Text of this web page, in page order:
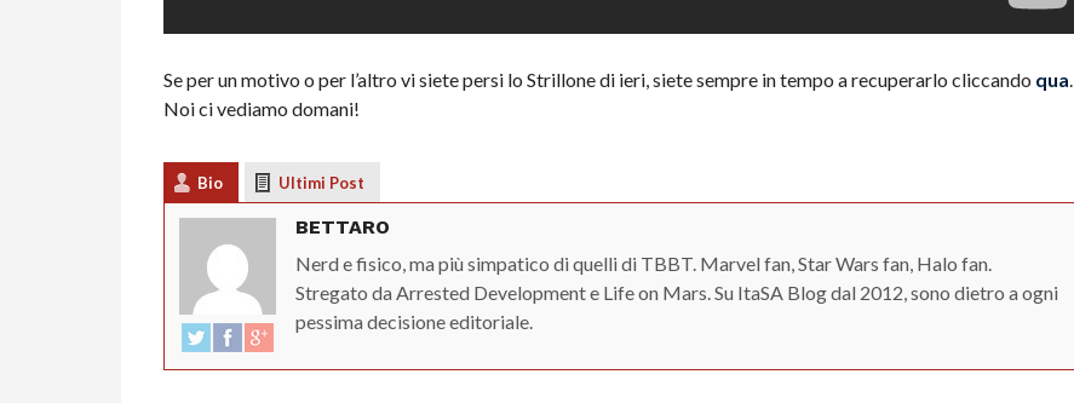
Se per un motivo o per l’altro vi siete persi lo Strillone di ieri, siete sempre in tempo a recuperarlo cliccando qua.
Noi ci vediamo domani!
Bio Ultimi Post
BETTARO
Nerd e fisico, ma più simpatico di quelli di TBBT. Marvel fan, Star Wars fan, Halo fan.
Stregato da Arrested Development e Life on Mars. Su ItaSA Blog dal 2012, sono dietro a ogni
pessima decisione editoriale.